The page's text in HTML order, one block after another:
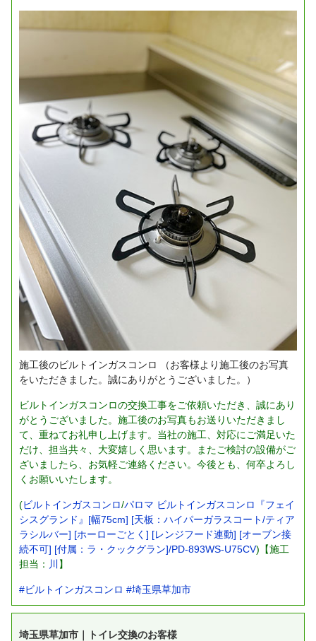
施工後のビルトインガスコンロ
（お客様より施工後のお写真
をいただきました。誠にありがとうございました。）
ビルトインガスコンロの交換工事をご依頼いただき、誠にあり
がとうございました。施工後のお写真もお送りいただきまし
て、重ねてお礼申し上げます。当社の施工、対応にご満足いた
だけ、担当共々、大変嬉しく思います。またご検討の設備がご
ざいましたら、お気軽ご連絡ください。今後とも、何卒よろし
くお願いいたします。
(ビルトインガスコンロ/パロマ ビルトインガスコンロ『フェイ
シスグランド』[幅75cm] [天板：ハイパーガラスコート/ティア
ラシルバー] [ホーローごとく] [レンジフード連動] [オーブン接
続不可] [付属：ラ・クックグラン]/PD-893WS-U75CV)【施工
担当： 川 】
#ビルトインガスコンロ #埼玉県草加市
埼玉県草加市｜トイレ交換のお客様